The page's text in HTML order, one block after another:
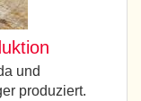
und
produziert.